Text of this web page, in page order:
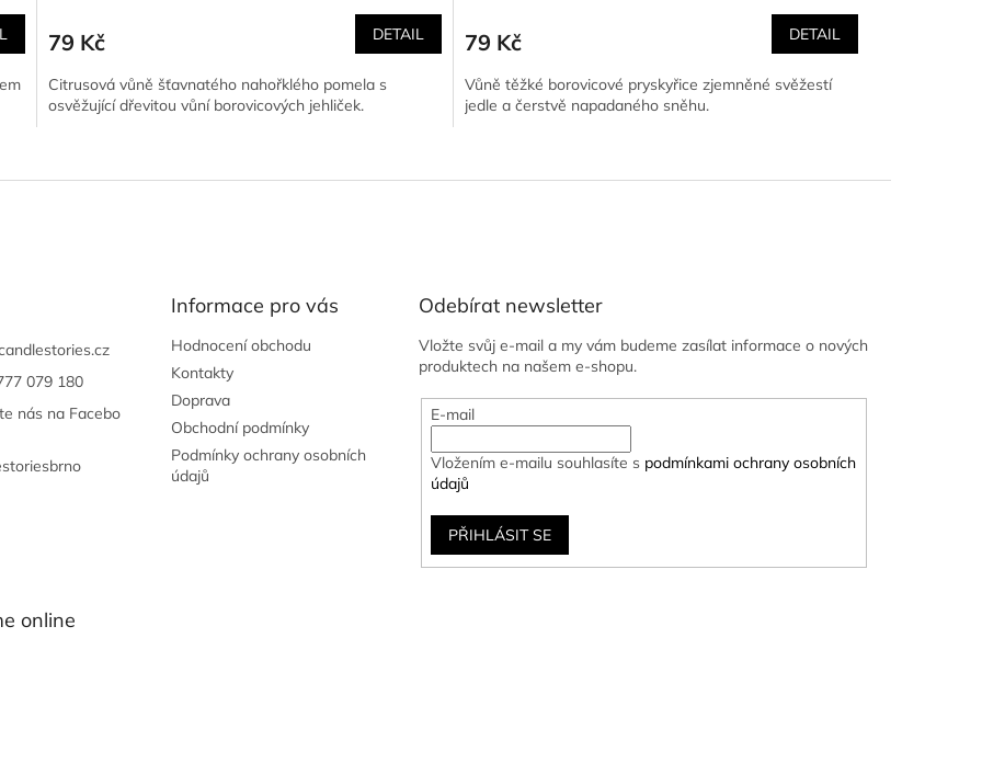
79 Kč DETAIL
Citrusová vůně šťavnatého nahořklého pomela s
osvěžující dřevitou vůní borovicových jehliček.
79 Kč DETAIL
Vůně těžké borovicové pryskyřice zjemněné svěžestí
jedle a čerstvě napadaného sněhu.
v
í
r
v
ý
079 180
nás na Facebo
Informace pro vás
Hodnocení obchodu
Kontakty
Doprava
Obchodní podmínky
Podmínky ochrany osobních
údajů
Odebírat newsletter
Vložte svůj e-mail a my vám budeme zasílat informace o nových
produktech na našem e-shopu.
E-mail
Vložením e-mailu souhlasíte s podmínkami ochrany osobních
údajů
PŘIHLÁSIT SE
online